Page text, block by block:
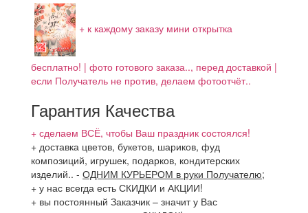
+ к каждому заказу мини открытка
бесплатно! | фото готового заказа.., перед доставкой |
если Получатель не против, делаем фотоотчёт..
Гарантия Качества
+ сделаем ВСЁ, чтобы Ваш праздник состоялся!
+ доставка цветов, букетов, шариков, фуд
композиций, игрушек, подарков, кондитерских
изделий.. - ОДНИМ КУРЬЕРОМ в руки Получателю;
+ у нас всегда есть СКИДКИ и АКЦИИ!
+ вы постоянный Заказчик – значит у Вас